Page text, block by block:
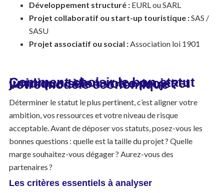
Développement structuré : EURL ou SARL
Projet collaboratif ou start-up touristique :SAS /
SASU
Projet associatif ou social : Association loi 1901
Comment choisir le bon statut juridique selon votre projet et votre modèle économique ?
Déterminer le statut le plus pertinent, c’est aligner votre
ambition, vos ressources et votre niveau de risque
acceptable. Avant de déposer vos statuts, posez-vous les
bonnes questions : quelle est la taille du projet ? Quelle
marge souhaitez-vous dégager ? Aurez-vous des
partenaires ?
Les critères essentiels à analyser